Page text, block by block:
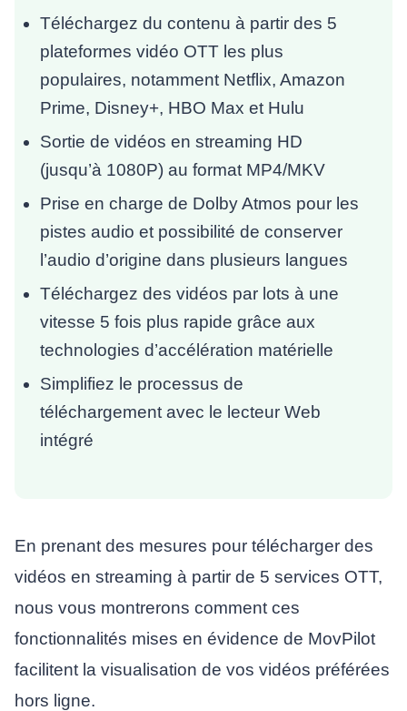
Téléchargez du contenu à partir des 5
plateformes vidéo OTT les plus
populaires, notamment Netflix, Amazon
Prime, Disney+, HBO Max et Hulu
Sortie de vidéos en streaming HD
(jusqu’à 1080P) au format MP4/MKV
Prise en charge de Dolby Atmos pour les
pistes audio et possibilité de conserver
l’audio d’origine dans plusieurs langues
Téléchargez des vidéos par lots à une
vitesse 5 fois plus rapide grâce aux
technologies d’accélération matérielle
Simplifiez le processus de
téléchargement avec le lecteur Web
intégré
En prenant des mesures pour télécharger des
vidéos en streaming à partir de 5 services OTT,
nous vous montrerons comment ces
fonctionnalités mises en évidence de MovPilot
facilitent la visualisation de vos vidéos préférées
hors ligne.